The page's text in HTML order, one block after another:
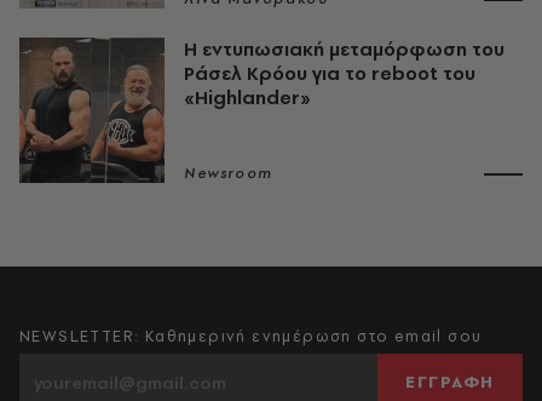
Η εντυπωσιακή μεταμόρφωση του
Ράσελ Κρόου για το reboot του
«Highlander»
Newsroom
NEWSLETTER: Καθημερινή ενημέρωση στο email σου
ΕΓΓΡΑΦΗ